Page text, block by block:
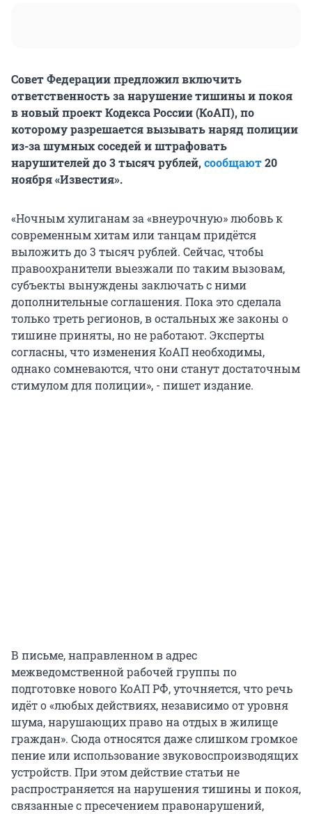
Совет Федерации предложил включить
ответственность за нарушение тишины и покоя
в новый проект Кодекса России (КоАП), по
которому разрешается вызывать наряд полиции
из-за шумных соседей и штрафовать
нарушителей до 3 тысяч рублей,сообщают20
ноября «Известия».
«Ночным хулиганам за «внеурочную» любовь к
современным хитам или танцам придётся
выложить до 3 тысяч рублей. Сейчас, чтобы
правоохранители выезжали по таким вызовам,
субъекты вынуждены заключать с ними
дополнительные соглашения. Пока это сделала
только треть регионов, в остальных же законы о
тишине приняты, но не работают. Эксперты
согласны, что изменения КоАП необходимы,
однако сомневаются, что они станут достаточным
стимулом для полиции», - пишет издание.
В письме, направленном в адрес
межведомственной рабочей группы по
подготовке нового КоАП РФ, уточняется, что речь
идёт о «любых действиях, независимо от уровня
шума, нарушающих право на отдых в жилище
граждан». Сюда относятся даже слишком громкое
пение или использование звуковоспроизводящих
устройств. При этом действие статьи не
распространяется на нарушения тишины и покоя,
связанные с пресечением правонарушений,